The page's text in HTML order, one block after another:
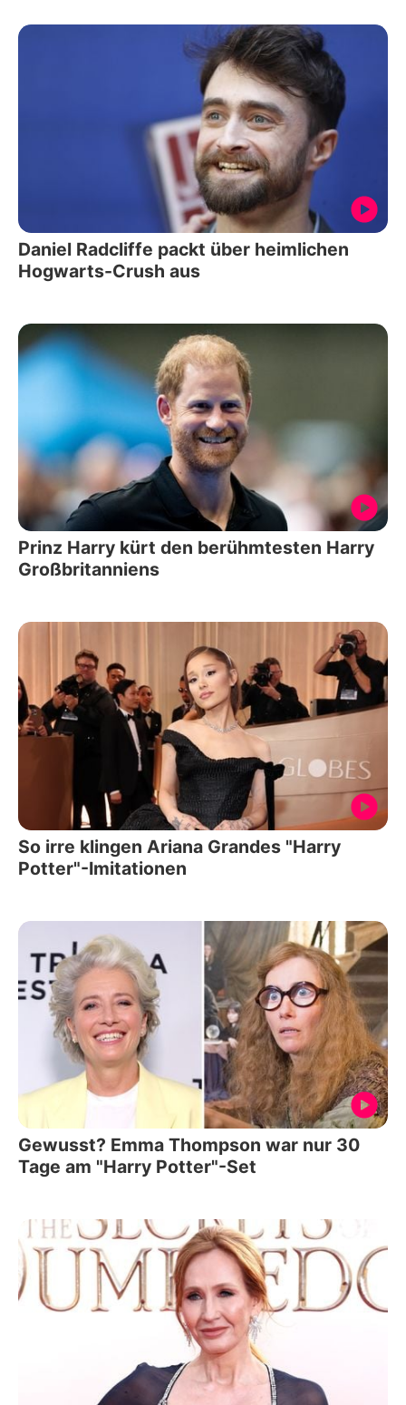
Daniel Radcliffe packt über heimlichen
Hogwarts-Crush aus
Prinz Harry kürt den berühmtesten Harry
Großbritanniens
So irre klingen Ariana Grandes "Harry
Potter"-Imitationen
Gewusst? Emma Thompson war nur 30
Tage am "Harry Potter"-Set